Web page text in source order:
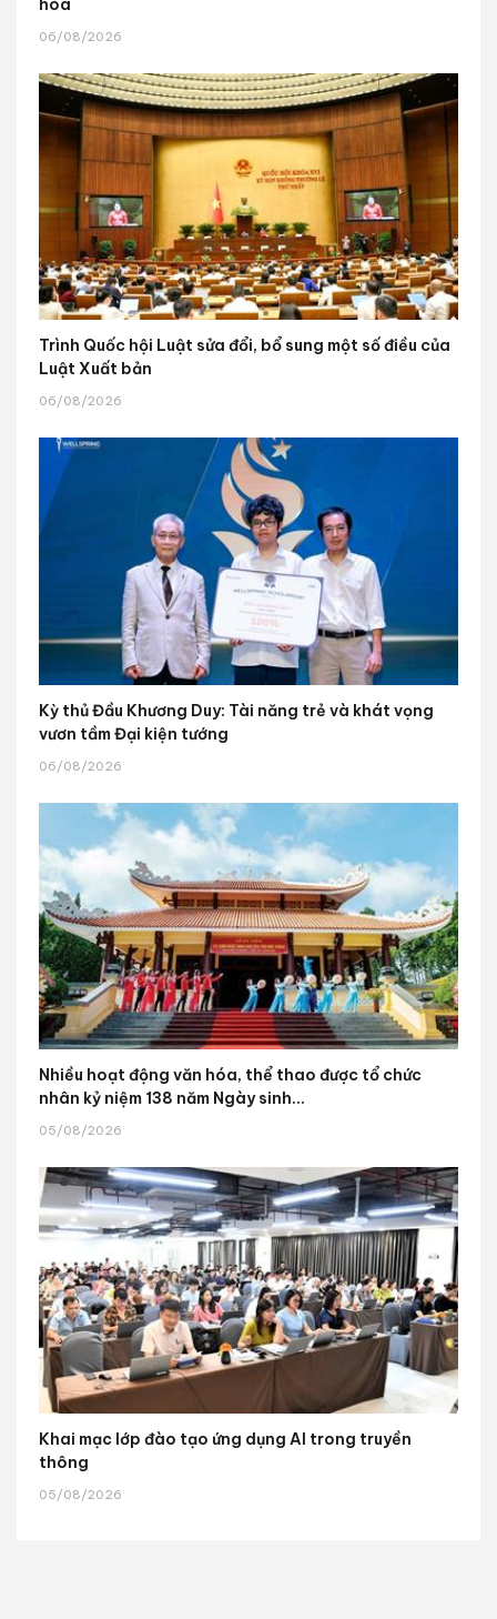
hóa
06/08/2026
Trình Quốc hội Luật sửa đổi, bổ sung một số điều của
Luật Xuất bản
06/08/2026
Kỳ thủ Đầu Khương Duy: Tài năng trẻ và khát vọng
vươn tầm Đại kiện tướng
06/08/2026
Nhiều hoạt động văn hóa, thể thao được tổ chức
nhân kỷ niệm 138 năm Ngày sinh...
05/08/2026
Khai mạc lớp đào tạo ứng dụng AI trong truyền
thông
05/08/2026